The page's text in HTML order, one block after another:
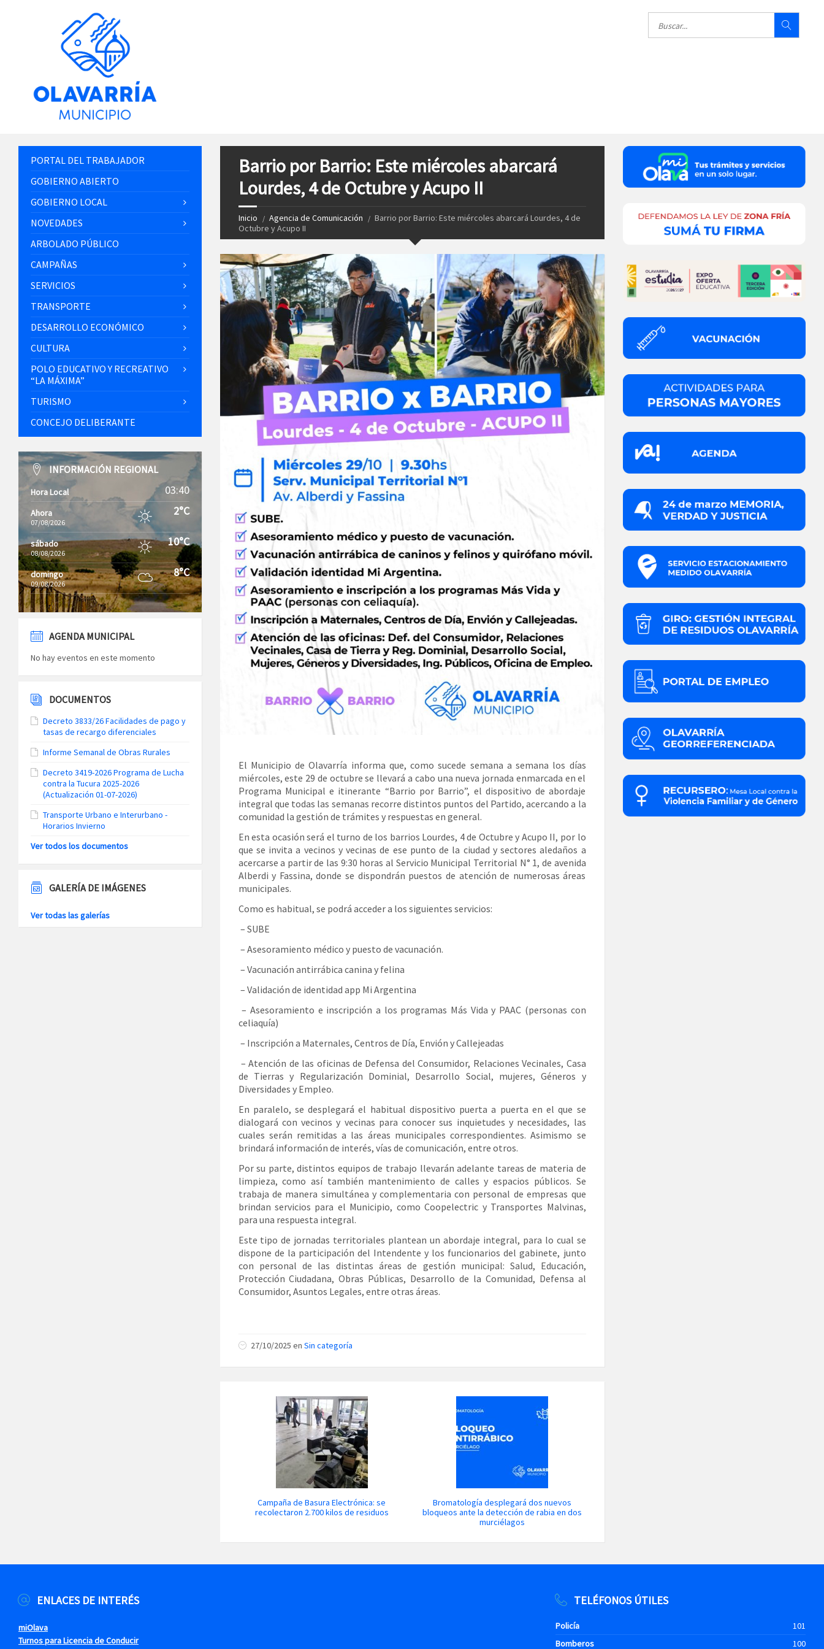
Barrio por Barrio: Este miércoles abarcará
Lourdes, 4 de Octubre y Acupo II
Inicio Agencia de Comunicación
Barrio por Barrio: Este miércoles abarcará Lourdes, 4 de
Octubre y Acupo II
El Municipio de Olavarría informa que, como sucede semana a semana los días
miércoles, este 29 de octubre se llevará a cabo una nueva jornada enmarcada en el
Programa Municipal e itinerante “Barrio por Barrio”, el dispositivo de abordaje
integral que todas las semanas recorre distintos puntos del Partido, acercando a la
comunidad la gestión de trámites y respuestas en general.
En esta ocasión será el turno de los barrios Lourdes, 4 de Octubre y Acupo II, por lo
que se invita a vecinos y vecinas de ese punto de la ciudad y sectores aledaños a
acercarse a partir de las 9:30 horas al Servicio Municipal Territorial N° 1, de avenida
Alberdi y Fassina, donde se dispondrán puestos de atención de numerosas áreas
municipales.
Como es habitual, se podrá acceder a los siguientes servicios:
– SUBE
– Asesoramiento médico y puesto de vacunación.
– Vacunación antirrábica canina y felina
– Validación de identidad app Mi Argentina
– Asesoramiento e inscripción a los programas Más Vida y PAAC (personas con
celiaquía)
– Inscripción a Maternales, Centros de Día, Envión y Callejeadas
– Atención de las oficinas de Defensa del Consumidor, Relaciones Vecinales, Casa
de Tierras y Regularización Dominial, Desarrollo Social, mujeres, Géneros y
Diversidades y Empleo.
En paralelo, se desplegará el habitual dispositivo puerta a puerta en el que se
dialogará con vecinos y vecinas para conocer sus inquietudes y necesidades, las
cuales serán remitidas a las áreas municipales correspondientes. Asimismo se
brindará información de interés, vías de comunicación, entre otros.
Por su parte, distintos equipos de trabajo llevarán adelante tareas de materia de
limpieza, como así también mantenimiento de calles y espacios públicos. Se
trabaja de manera simultánea y complementaria con personal de empresas que
brindan servicios para el Municipio, como Coopelectric y Transportes Malvinas,
para una respuesta integral.
Este tipo de jornadas territoriales plantean un abordaje integral, para lo cual se
dispone de la participación del Intendente y los funcionarios del gabinete, junto
con personal de las distintas áreas de gestión municipal: Salud, Educación,
Protección Ciudadana, Obras Públicas, Desarrollo de la Comunidad, Defensa al
Consumidor, Asuntos Legales, entre otras áreas.
27/10/2025 en Sin categoría
Campaña de Basura Electrónica: se
recolectaron 2.700 kilos de residuos
Bromatología desplegará dos nuevos
bloqueos ante la detección de rabia en dos
murciélagos
PORTAL DEL TRABAJADOR
GOBIERNO ABIERTO
GOBIERNO LOCAL
NOVEDADES
ARBOLADO PÚBLICO
CAMPAÑAS
SERVICIOS
TRANSPORTE
DESARROLLO ECONÓMICO
CULTURA
POLO EDUCATIVO Y RECREATIVO
“LA MÁXIMA”
TURISMO
CONCEJO DELIBERANTE
INFORMACIÓN REGIONAL
Hora Local 03:40
Ahora
07/08/2026
2°C
sábado
08/08/2026
10°C
domingo
09/08/2026
8°C
AGENDA MUNICIPAL
No hay eventos en este momento
DOCUMENTOS
Decreto 3833/26 Facilidades de pago y
tasas de recargo diferenciales
Informe Semanal de Obras Rurales
Decreto 3419-2026 Programa de Lucha
contra la Tucura 2025-2026
(Actualización 01-07-2026)
Transporte Urbano e Interurbano -
Horarios Invierno
Ver todos los documentos
GALERÍA DE IMÁGENES
Ver todas las galerías
ENLACES DE INTERÉS
miOlava
Turnos para Licencia de Conducir
TELÉFONOS ÚTILES
Policía
101
Bomberos
100